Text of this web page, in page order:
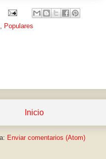
, Populares
Inicio
Enviar comentarios (Atom)